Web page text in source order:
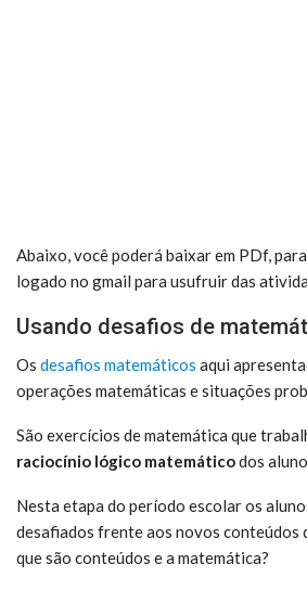
Abaixo, você poderá baixar em PDf,
logado no gmail para usufruir das
Usando desafios de
Os desafios matemáticos aqui
operações matemáticas e situações
São exercícios de matemática que
raciocínio lógico matemáticodos
Nesta etapa do período escolar os
desafiados frente aos novos conteúdos
que são conteúdos e a matemática?